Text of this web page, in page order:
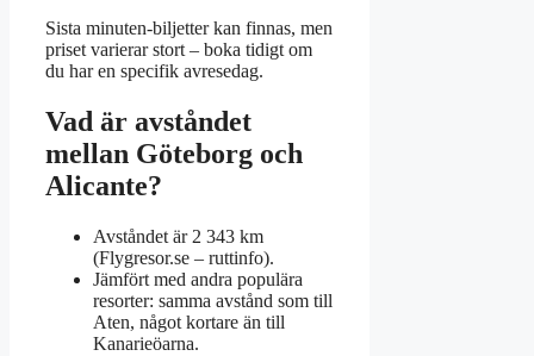
Sista minuten-biljetter kan finnas, men
priset varierar stort – boka tidigt om
du har en specifik avresedag.
Vad är avståndet
mellan Göteborg och
Alicante?
Avståndet är 2 343 km
(Flygresor.se – ruttinfo).
Jämfört med andra populära
resorter: samma avstånd som till
Aten, något kortare än till
Kanarieöarna.